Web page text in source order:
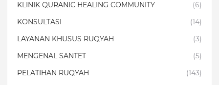
KLINIK QURANIC HEALING COMMUNITY
(6)
KONSULTASI
(14)
LAYANAN KHUSUS RUQYAH
(3)
MENGENAL SANTET
(5)
PELATIHAN RUQYAH
(143)